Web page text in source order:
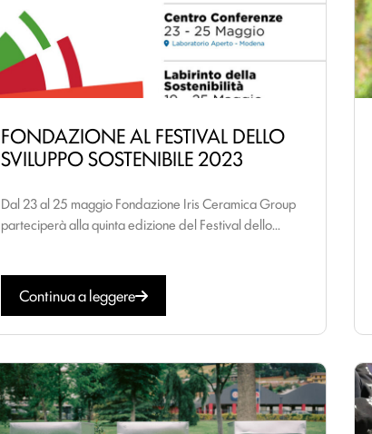
FONDAZIONE AL FESTIVAL DELLO
SVILUPPO SOSTENIBILE 2023
Dal 23 al 25 maggio Fondazione Iris Ceramica Group
parteciperà alla quinta edizione del Festival dello...
Continua a leggere